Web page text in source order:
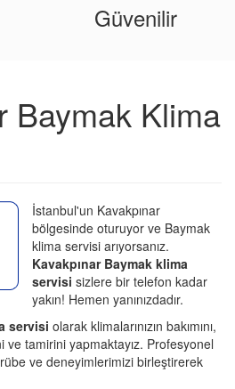
Güvenilir
Baymak Klima
İstanbul'un Kavakpınar
bölgesinde oturuyor ve Baymak
klima servisi arıyorsanız.
Kavakpınar Baymak klima
servisi sizlere bir telefon kadar
yakın! Hemen yanınızdadır.
servisi olarak klimalarınızın bakımını,
ve tamirini yapmaktayız. Profesyonel
ve deneyimlerimizi birleştirerek